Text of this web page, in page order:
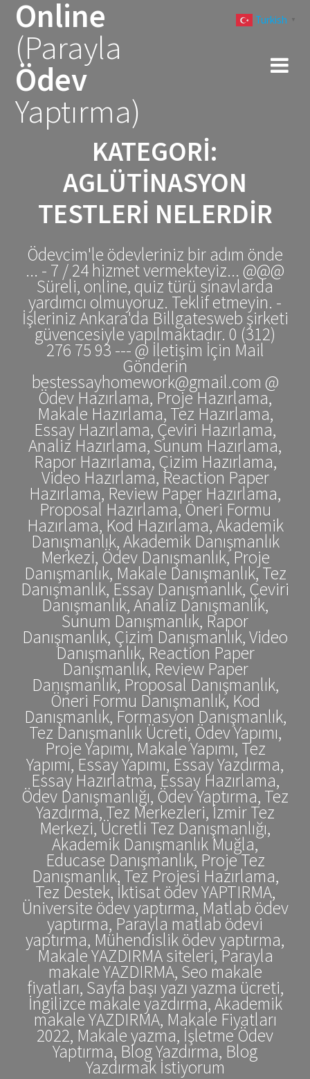
Online
(Parayla
Ödev
Yaptırma)
KATEGORI:
AGLÜTINASYON
TESTLERI NELERDIR
Ödevcim'le ödevleriniz bir adım önde
... - 7 / 24 hizmet vermekteyiz... @@@
Süreli, online, quiz türü sınavlarda
yardımcı olmuyoruz. Teklif etmeyin. -
İşleriniz Ankara'da Billgatesweb şirketi
güvencesiyle yapılmaktadır. 0 (312)
276 75 93 --- @ İletişim İçin Mail
Gönderin
bestessayhomework@gmail.com @
Ödev Hazırlama, Proje Hazırlama,
Makale Hazırlama, Tez Hazırlama,
Essay Hazırlama, Çeviri Hazırlama,
Analiz Hazırlama, Sunum Hazırlama,
Rapor Hazırlama, Çizim Hazırlama,
Video Hazırlama, Reaction Paper
Hazırlama, Review Paper Hazırlama,
Proposal Hazırlama, Öneri Formu
Hazırlama, Kod Hazırlama, Akademik
Danışmanlık, Akademik Danışmanlık
Merkezi, Ödev Danışmanlık, Proje
Danışmanlık, Makale Danışmanlık, Tez
Danışmanlık, Essay Danışmanlık, Çeviri
Danışmanlık, Analiz Danışmanlık,
Sunum Danışmanlık, Rapor
Danışmanlık, Çizim Danışmanlık, Video
Danışmanlık, Reaction Paper
Danışmanlık, Review Paper
Danışmanlık, Proposal Danışmanlık,
Öneri Formu Danışmanlık, Kod
Danışmanlık, Formasyon Danışmanlık,
Tez Danışmanlık Ücreti, Ödev Yapımı,
Proje Yapımı, Makale Yapımı, Tez
Yapımı, Essay Yapımı, Essay Yazdırma,
Essay Hazırlatma, Essay Hazırlama,
Ödev Danışmanlığı, Ödev Yaptırma, Tez
Yazdırma, Tez Merkezleri, İzmir Tez
Merkezi, Ücretli Tez Danışmanlığı,
Akademik Danışmanlık Muğla,
Educase Danışmanlık, Proje Tez
Danışmanlık, Tez Projesi Hazırlama,
Tez Destek, İktisat ödev YAPTIRMA,
Üniversite ödev yaptırma, Matlab ödev
yaptırma, Parayla matlab ödevi
yaptırma, Mühendislik ödev yaptırma,
Makale YAZDIRMA siteleri, Parayla
makale YAZDIRMA, Seo makale
fiyatları, Sayfa başı yazı yazma ücreti,
İngilizce makale yazdırma, Akademik
makale YAZDIRMA, Makale Fiyatları
2022, Makale yazma, İşletme Ödev
Yaptırma, Blog Yazdırma, Blog
Yazdırmak İstiyorum
Turkish ▼